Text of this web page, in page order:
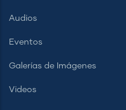
Audios
Eventos
Galerías de Imágenes
Videos